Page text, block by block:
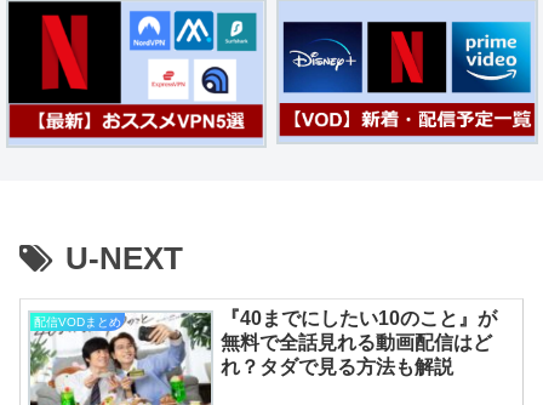
U-NEXT
配信VODまとめ
『40までにしたい10のこと』が
無料で全話見れる動画配信はど
れ？タダで見る方法も解説